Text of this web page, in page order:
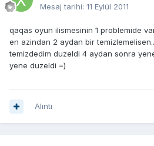
Mesaj tarihi: 11 Eylül 2011
qaqas oyun ilismesinin 1 problemide
en azindan 2 aydan bir
temizdedim duzeldi 4 aydan sonra
yene duzeldi =)
Alıntı